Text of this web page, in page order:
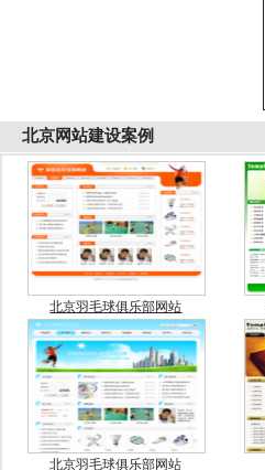
北京网站建设案例
北京羽毛球俱乐部网站
北京羽毛球俱乐部网站